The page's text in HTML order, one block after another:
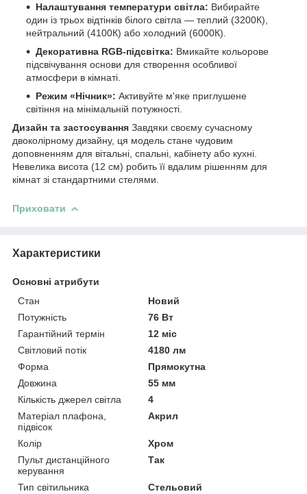
Налаштування температури світла: Вибирайте
один із трьох відтінків білого світла — теплий (3200К),
нейтральний (4100К) або холодний (6000К).
Декоративна RGB-підсвітка: Вмикайте кольорове
підсвічування основи для створення особливої
атмосфери в кімнаті.
Режим «Нічник»: Активуйте м'яке приглушене
світіння на мінімальній потужності.
Дизайн та застосування Завдяки своєму сучасному
двоколірному дизайну, ця модель стане чудовим
доповненням для вітальні, спальні, кабінету або кухні.
Невелика висота (12 см) робить її вдалим рішенням для
кімнат зі стандартними стелями.
Приховати
Характеристики
Основні атрибути
Стан
Новий
Потужність
76 Вт
Гарантійний термін
12 міс
Світловий потік
4180 лм
Форма
Прямокутна
Довжина
55 мм
Кількість джерел світла
4
Матеріал плафона,
підвісок
Акрил
Колір
Хром
Пульт дистанційного
керування
Так
Тип світильника Стельовий